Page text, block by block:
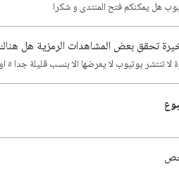
هل يمكنكم فتح المنتدى و شكرا
تحقق بعض المشاهدات الرمزية هل
لا يعرضها الا بنسب قليلة جدا ٥ او ٥٠ مشاهدة فقط أربعة فيديوهات او …